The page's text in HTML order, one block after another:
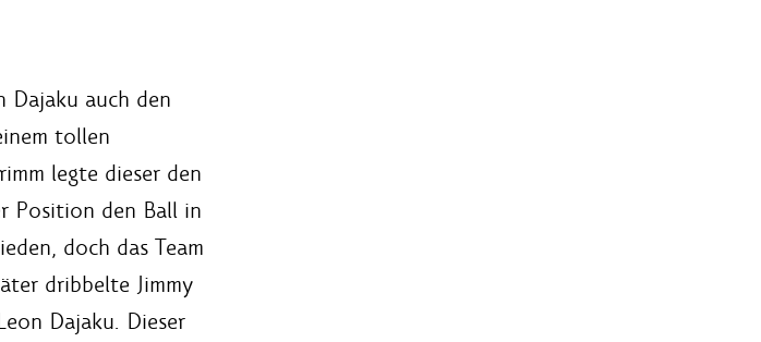
auch den
tollen
legte dieser den
Position den Ball in
doch das Team
dribbelte Jimmy
Dajaku. Dieser